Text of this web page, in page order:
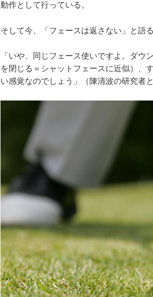
動作として行っている。
そして今、「フェースは返さない」と語
「いや、同じフェース使いですよ。ダウ
を閉じる＝シャットフェースに近似）、
い感覚なのでしょう」（陳清波の研究者